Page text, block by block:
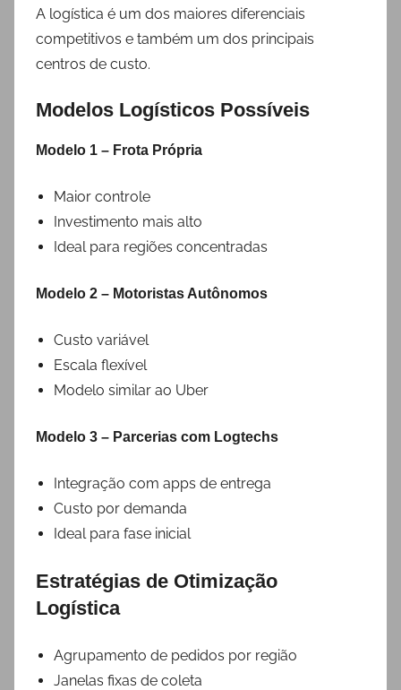
A logística é um dos maiores diferenciais
competitivos e também um dos principais
centros de custo.
Modelos Logísticos Possíveis
Modelo 1 – Frota Própria
Maior controle
Investimento mais alto
Ideal para regiões concentradas
Modelo 2 – Motoristas Autônomos
Custo variável
Escala flexível
Modelo similar ao Uber
Modelo 3 – Parcerias com Logtechs
Integração com apps de entrega
Custo por demanda
Ideal para fase inicial
Estratégias de Otimização
Logística
Agrupamento de pedidos por região
Janelas fixas de coleta